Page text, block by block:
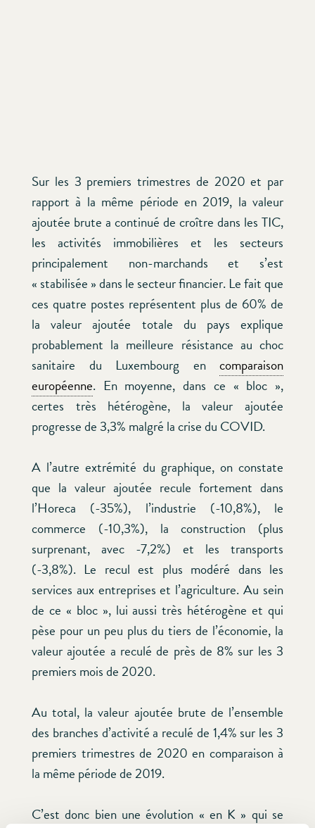
Sur les 3 premiers trimestres de 2020 et par
rapport à la même période en 2019, la valeur
ajoutée brute a continué de croître dans les TIC,
les activités immobilières et les secteurs
principalement non-marchands et s’est
« stabilisée » dans le secteur financier. Le fait que
ces quatre postes représentent plus de 60% de
la valeur ajoutée totale du pays explique
probablement la meilleure résistance au choc
sanitaire du Luxembourg en comparaison
européenne. En moyenne, dans ce « bloc »,
certes très hétérogène, la valeur ajoutée
progresse de 3,3% malgré la crise du COVID.
A l’autre extrémité du graphique, on constate
que la valeur ajoutée recule fortement dans
l’Horeca (-35%), l’industrie (-10,8%), le
commerce (-10,3%), la construction (plus
surprenant, avec -7,2%) et les transports
(-3,8%). Le recul est plus modéré dans les
services aux entreprises et l’agriculture. Au sein
de ce « bloc », lui aussi très hétérogène et qui
pèse pour un peu plus du tiers de l’économie, la
valeur ajoutée a reculé de près de 8% sur les 3
premiers mois de 2020.
Au total, la valeur ajoutée brute de l’ensemble
des branches d’activité a reculé de 1,4% sur les 3
premiers trimestres de 2020 en comparaison à
la même période de 2019.
C’est donc bien une évolution « en K » qui se